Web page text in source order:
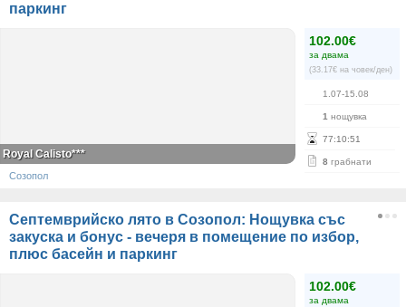
паркинг
102.00€
за двама
(33.17€ на човек/ден)
1.07-15.08
1 нощувка
77:10:51
8 грабнати
Royal Calisto***
Созопол
Септемврийско лято в Созопол: Нощувка със
закуска и бонус - вечеря в помещение по избор,
плюс басейн и паркинг
102.00€
за двама